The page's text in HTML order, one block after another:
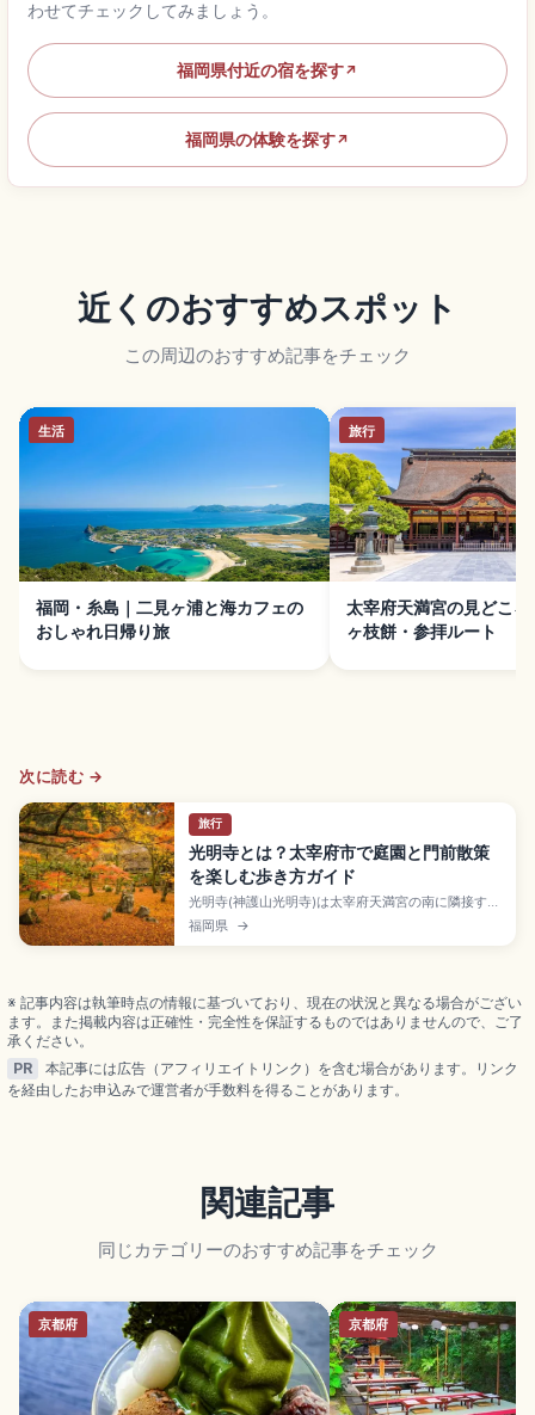
わせてチェックしてみましょう。
福岡県付近の宿を探す↗
福岡県の体験を探す↗
近くのおすすめスポット
この周辺のおすすめ記事をチェック
生活
福岡・糸島｜二見ヶ浦と海カフェの
おしゃれ日帰り旅
旅行
太宰府天満宮の見どころ
ヶ枝餅・参拝ルート
次に読む →
旅行
光明寺とは？太宰府市で庭園と門前散策
を楽しむ歩き方ガイド
光明寺(神護山光明寺)は太宰府天満宮の南に隣接する
臨済宗東福寺派の禅寺で、「光明禅寺」とも呼ばれ
る。創建は1273年または1326年の二説。重森三玲が
福岡県 →
※ 記事内容は執筆時点の情報に基づいており、現在の状況と異なる場合がござい
ます。また掲載内容は正確性・完全性を保証するものではありませんので、ご了
承ください。
PR
本記事には広告（アフィリエイトリンク）を含む場合があります。リンク
を経由したお申込みで運営者が手数料を得ることがあります。
関連記事
同じカテゴリーのおすすめ記事をチェック
京都府 京都府